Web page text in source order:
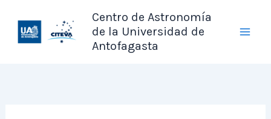
contenido
Centro de Astronomía
de la Universidad de
Antofagasta